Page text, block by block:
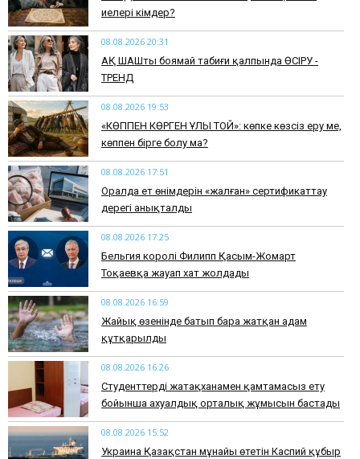
иелері кімдер?
08.08.2026 20:31
АҚ ШАШты боямай табиғи қалпында ӨСІРУ -
ТРЕНД
08.08.2026 19:53
​«КӨППЕН КӨРГЕН ҰЛЫ ТОЙ»: көпке көзсіз еру ме,
көппен бірге болу ма?
08.08.2026 17:51
Оралда ет өнімдерін «жалған» сертификаттау
дерегі анықталды
08.08.2026 17:25
Бельгия королі Филипп Қасым-Жомарт
Тоқаевқа жауап хат жолдады
08.08.2026 16:59
Жайық өзенінде батып бара жатқан адам
құтқарылды
08.08.2026 16:26
Студенттерді жатақханамен қамтамасыз ету
бойынша ахуалдық орталық жұмысын бастады
08.08.2026 15:52
Украина Қазақстан мұнайы өтетін Каспий құбыр